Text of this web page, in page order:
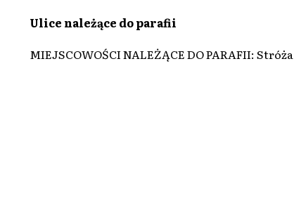
Ulice należące do parafii
MIEJSCOWOŚCI NALEŻĄCE DO PARAFII: Stróża